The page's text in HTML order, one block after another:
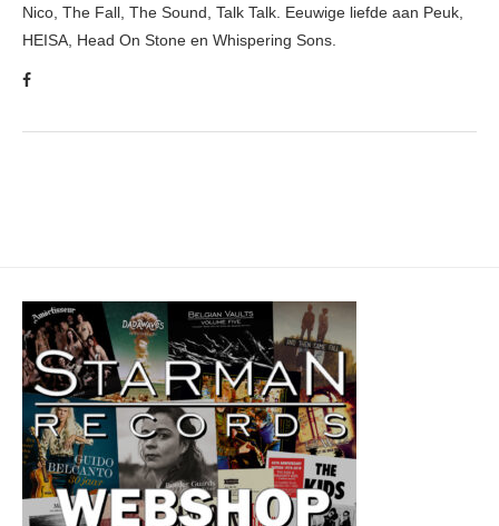
Nico, The Fall, The Sound, Talk Talk. Eeuwige liefde aan Peuk,
HEISA, Head On Stone en Whispering Sons.